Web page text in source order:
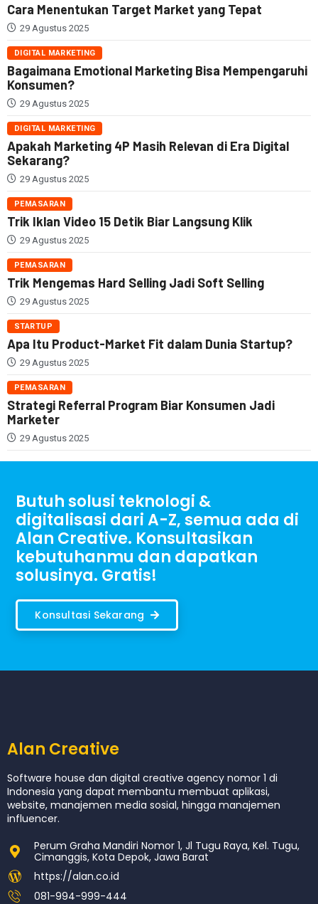
Cara Menentukan Target Market yang Tepat
29 Agustus 2025
DIGITAL MARKETING
Bagaimana Emotional Marketing Bisa Mempengaruhi
Konsumen?
29 Agustus 2025
DIGITAL MARKETING
Apakah Marketing 4P Masih Relevan di Era Digital
Sekarang?
29 Agustus 2025
PEMASARAN
Trik Iklan Video 15 Detik Biar Langsung Klik
29 Agustus 2025
PEMASARAN
Trik Mengemas Hard Selling Jadi Soft Selling
29 Agustus 2025
STARTUP
Apa Itu Product-Market Fit dalam Dunia Startup?
29 Agustus 2025
PEMASARAN
Strategi Referral Program Biar Konsumen Jadi
Marketer
29 Agustus 2025
Butuh solusi teknologi &
digitalisasi dari A-Z, semua ada di
Alan Creative. Konsultasikan
kebutuhanmu dan dapatkan
solusinya. Gratis!
Konsultasi Sekarang
Alan Creative
Software house dan digital creative agency nomor 1 di
Indonesia yang dapat membantu membuat aplikasi,
website, manajemen media sosial, hingga manajemen
influencer.
Perum Graha Mandiri Nomor 1, Jl Tugu Raya, Kel. Tugu,
Cimanggis, Kota Depok, Jawa Barat
https://alan.co.id
081-994-999-444